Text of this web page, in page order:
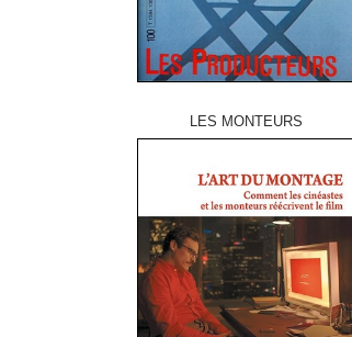
LES MONTEURS